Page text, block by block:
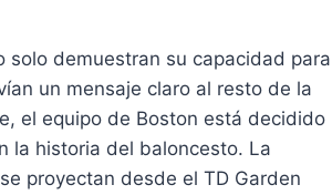
solo demuestran su capacidad para
un mensaje claro al resto de la
el equipo de Boston está decidido
la historia del baloncesto. La
proyectan desde el TD Garden